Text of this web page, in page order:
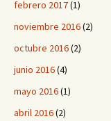
febrero 2017(1)
noviembre 2016(2)
octubre 2016(2)
junio 2016(4)
mayo 2016(1)
abril 2016(2)